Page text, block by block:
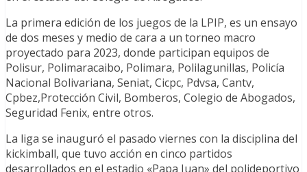
La primera edición de los juegos de la LPIP, es un ensayo
de dos meses y medio de cara a un torneo macro
proyectado para 2023, donde participan equipos de
Polisur, Polimaracaibo, Polimara, Polilagunillas, Policía
Nacional Bolivariana, Seniat, Cicpc, Pdvsa, Cantv,
Cpbez,Protección Civil, Bomberos, Colegio de Abogados,
Seguridad Fenix, entre otros.
La liga se inauguró el pasado viernes con la disciplina del
kickimball, que tuvo acción en cinco partidos
desarrollados en el estadio «Papa Juan» del polideportivo